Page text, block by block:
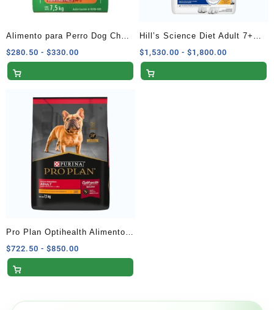
Alimento para Perro Dog Chow
Extra Life Adultos Minis y
Pequeños 7.5 kg
$280.50 - $330.00
de
$280.50
hasta
$330.00
Hill’s Science Diet Adult 7+
Nutrición Senior Raza Mediana
12 kg
$1,530.00 - $1,800.00
de
Pro Plan Optihealth Alimento
Seco para Perros Adultos de
Raza Pequeña con Receta de
Pollo y Arroz 7.5 Kg
$722.50 - $850.00
de
$722.50